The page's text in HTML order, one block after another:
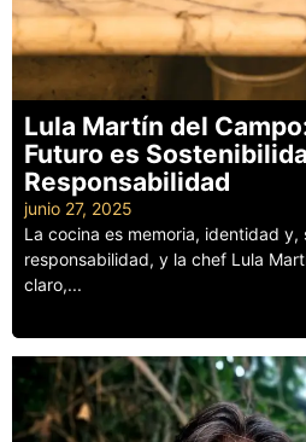
Lula Martín del
Futuro es
Responsabilidad
junio 27, 2025
La cocina es memoria, identidad y,
responsabilidad, y la chef Lula
claro,...